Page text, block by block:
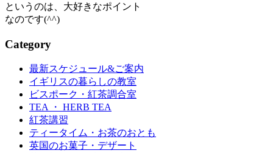
というのは、大好きなポイント
なのです(^^)
Category
最新スケジュール&ご案内
イギリスの暮らしの教室
ビスポーク・紅茶調合室
TEA ・ HERB TEA
紅茶講習
ティータイム・お茶のおとも
英国のお菓子・デザート